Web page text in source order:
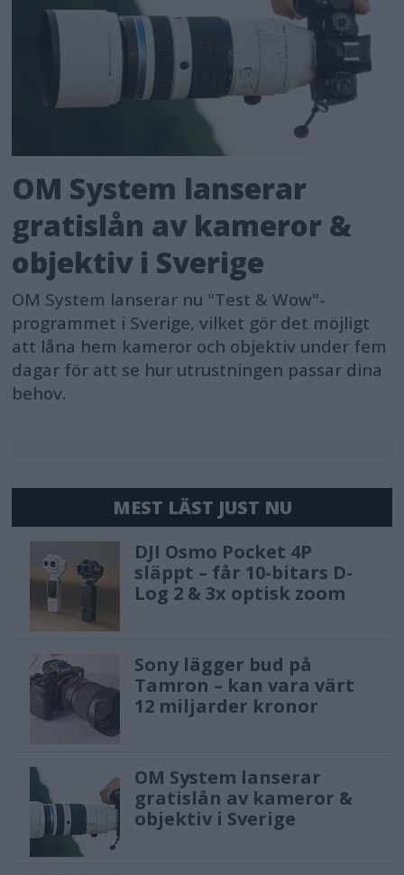
OM System lanserar
gratislån av kameror &
objektiv i Sverige
OM System lanserar nu "Test & Wow"-
programmet i Sverige, vilket gör det möjligt
att låna hem kameror och objektiv under fem
dagar för att se hur utrustningen passar dina
behov.
MEST LÄST JUST NU
DJI Osmo Pocket 4P
släppt – får 10-bitars D-
Log 2 & 3x optisk zoom
Sony lägger bud på
Tamron – kan vara värt
12 miljarder kronor
OM System lanserar
gratislån av kameror &
objektiv i Sverige